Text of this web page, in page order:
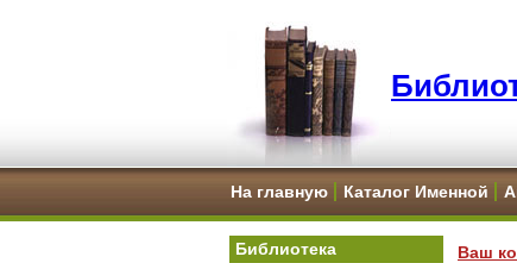
На главную Каталог Именной
Библиотека
Ваш